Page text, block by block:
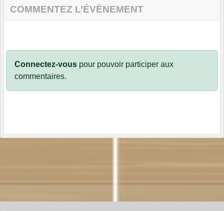
COMMENTEZ L’ÉVÈNEMENT
Connectez-vous pour pouvoir participer aux
commentaires.